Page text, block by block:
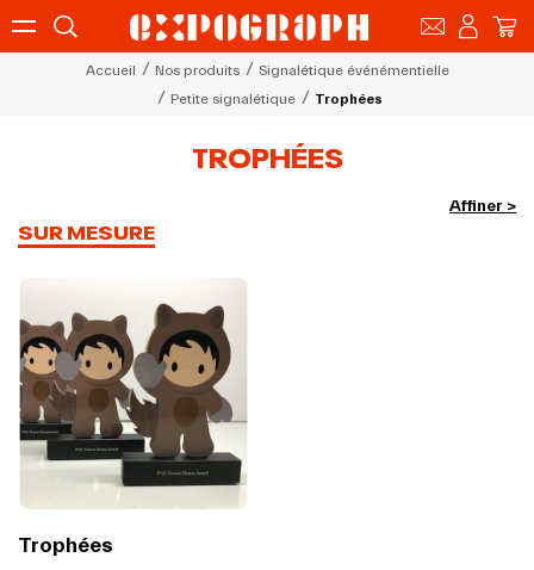
Accueil Nos produits
Signalétique événémentielle
Petite signalétique
Trophées
TROPHÉES
Affiner >
SUR MESURE
Trophées